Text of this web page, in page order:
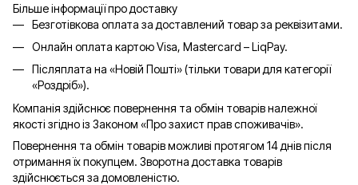
Більше інформації про доставку
Безготівкова оплата за доставлений товар за реквізитами.
Онлайн оплата картою Visa, Mastercard – LiqPay.
Післяплата на «Новій Пошті» (тільки товари для категорії
«Роздріб»).
Компанія здійснює повернення та обмін товарів належної
якості згідно із Законом «Про захист прав споживачів».
Повернення та обмін товарів можливі протягом 14 днів після
отримання їх покупцем. Зворотна доставка товарів
здійснюється за домовленістю.